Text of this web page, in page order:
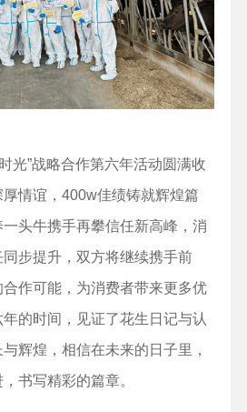
光”战略合作第六年活动圆满收
情谊，400w佳绩铸就辉煌篇
头牛携手再攀信任新高峰，消
步提升，双方将继续携手前
作可能，为消费者带来更多优
的时间，见证了花生日记与认
辉煌，相信在未来的日子里，
书写精彩的篇章。